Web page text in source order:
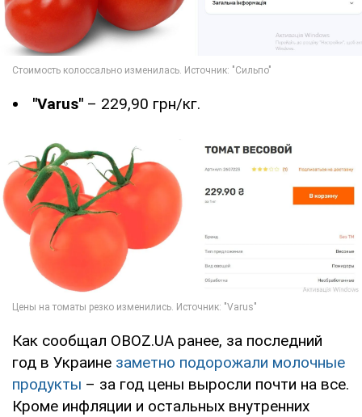
"Varus" – 229,90 грн/кг.
Как сообщал OBOZ.UA ранее, за последний
год в Украине заметно подорожали молочные
продукты – за год цены выросли почти на все.
Кроме инфляции и остальных внутренних